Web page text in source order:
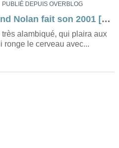
PUBLIÉ DEPUIS OVERBLOG
INTERSTELLAR ou quand Nolan fait son 2001 [critique & tentative de résumé]
alambiqué, qui plaira aux
ronge le cerveau avec...